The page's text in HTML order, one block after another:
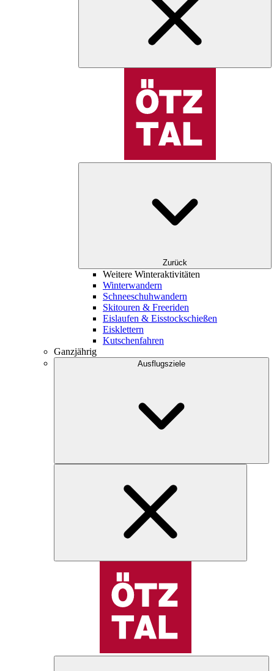
Zurück
Weitere Winteraktivitäten
Winterwandern
Schneeschuhwandern
Skitouren & Freeriden
Eislaufen & Eisstockschießen
Eisklettern
Kutschenfahren
Ganzjährig
Ausflugsziele